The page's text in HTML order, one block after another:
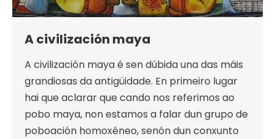
A civilización maya
A civilización maya é sen dúbida una das máis
grandiosas da antigüidade. En primeiro lugar
hai que aclarar que cando nos referimos ao
pobo maya, non estamos a falar dun grupo de
poboación homoxéneo, senón dun conxunto